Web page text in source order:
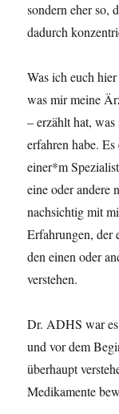
sondern eher so,
dadurch
Was ich euch
was mir meine
– erzählt hat,
erfahren habe.
einer*m
eine oder andere
nachsichtig mit
Erfahrungen, der
den einen oder
verstehen.
Dr. ADHS war
und vor dem
überhaupt
Medikamente